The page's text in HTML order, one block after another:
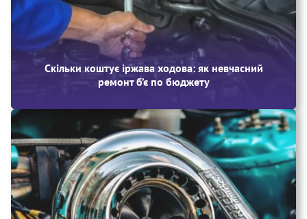
Скільки коштує іржава ходова: як невчасний
ремонт б’є по бюджету